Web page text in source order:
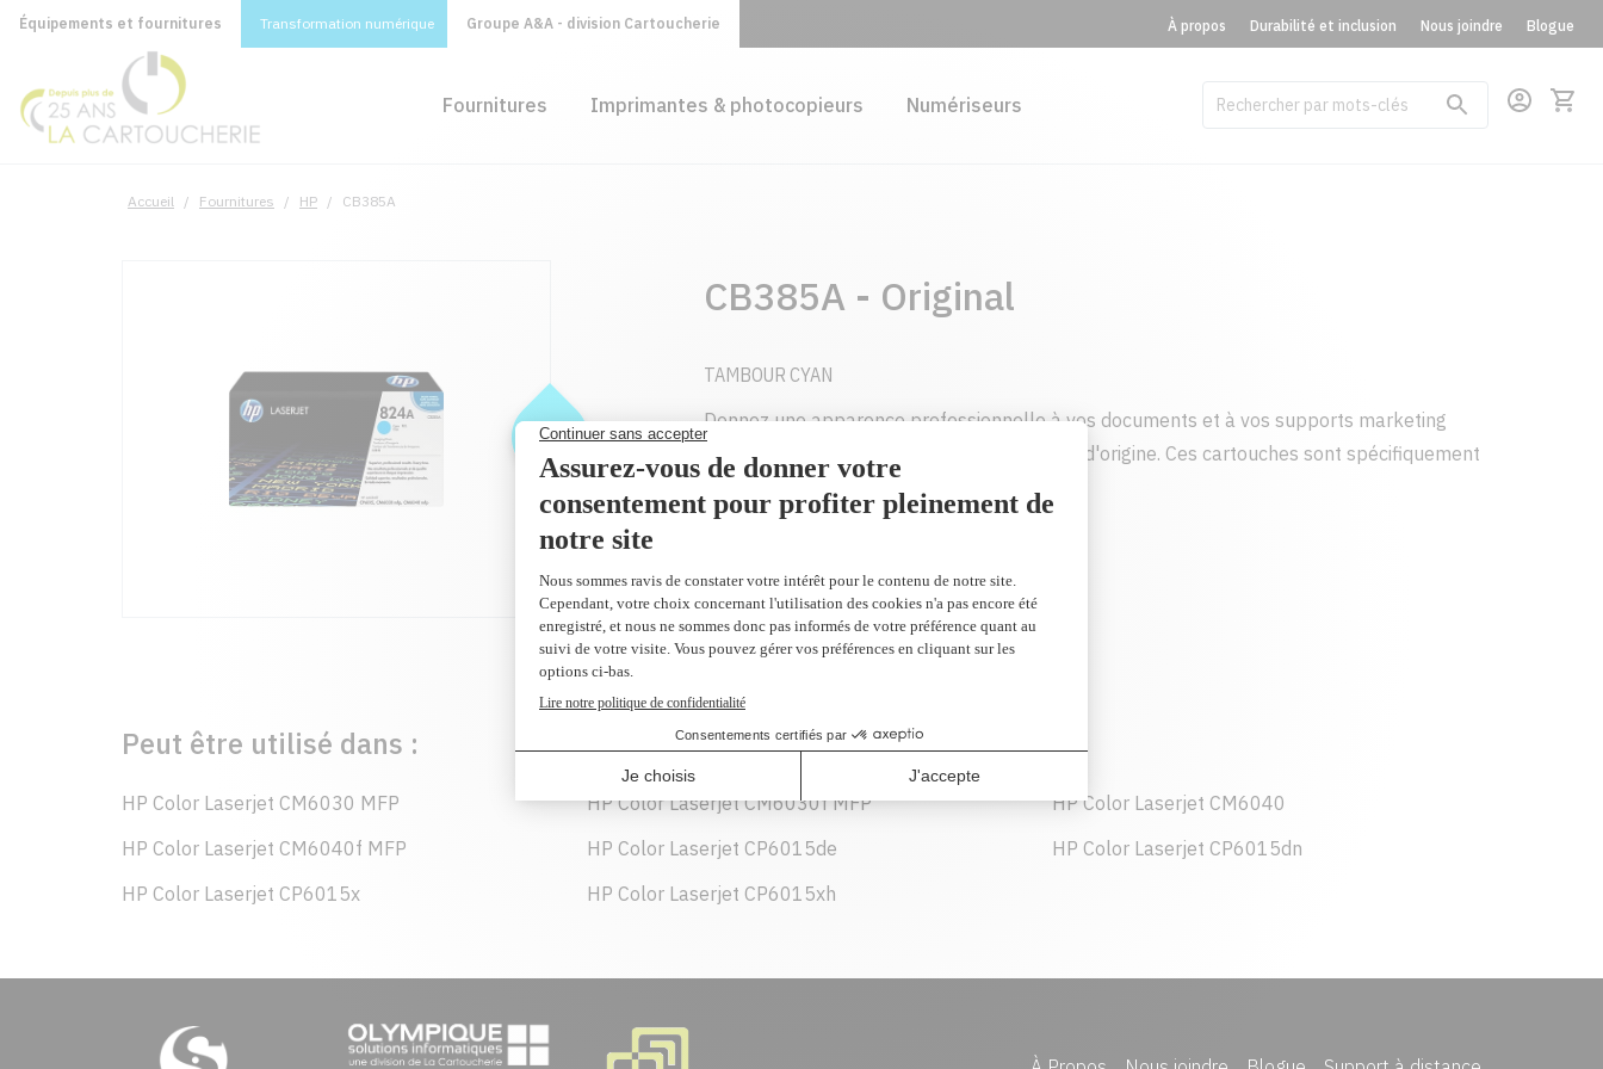
Équipements et fournitures Transformation numérique Groupe A&A - division Cartoucherie À propos Durabilité et inclusion Nous joindre Blogue
Fournitures Imprimantes & photocopieurs Numériseurs
Accueil / Fournitures / HP / CB385A
CB385A - Original
TAMBOUR CYAN
Donnez une apparence professionnelle à vos documents et à vos supports marketing
grâce aux cartouches de toner HP LaserJet d'origine. Ces cartouches sont spécifiquement
conçues pour votre imprimante.
AJOUTER AU PANIER
Peut être utilisé dans :
HP Color Laserjet CM6030 MFP HP Color Laserjet CM6030f MFP
HP Color Laserjet CM6040
HP Color Laserjet CM6040f MFP
HP Color Laserjet CP6015de
HP Color Laserjet CP6015dn
HP Color Laserjet CP6015x
HP Color Laserjet CP6015xh